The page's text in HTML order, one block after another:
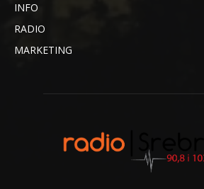
INFO
RADIO
MARKETING